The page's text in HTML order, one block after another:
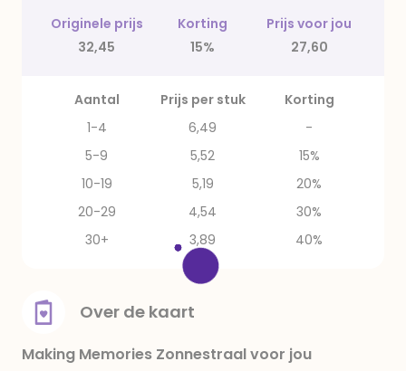
Originele prijs Korting
Prijs voor jou
32,45
15% 27,60
Aantal Prijs per stuk
Korting
1-4
6,49
-
5-9
5,52
15%
10-19
5,19
20%
20-29
4,54
30%
30+
3,89 40%
Over de kaart
Making Memories Zonnestraal voor jou